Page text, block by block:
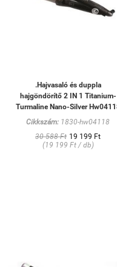
.Hajvasaló és duppla
hajgöndörítő 2 IN 1 Titanium-
Turmaline Nano-Silver
Cikkszám: 1830-hw04118
30 588 Ft 19 199 Ft
(19 199 Ft / db)